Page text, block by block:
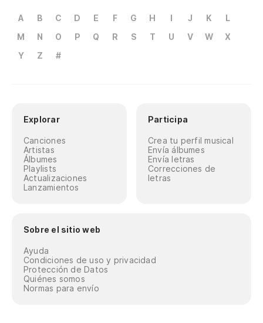
A B C D E F G H I J K
L
M
N O P Q R S T U V W
X
Y
Z #
Explorar
Canciones
Artistas
Álbumes
Playlists
Actualizaciones
Lanzamientos
Participa
Crea tu perfil musical
Envía álbumes
Envía letras
Correcciones de
letras
Sobre el sitio web
Ayuda
Condiciones de uso y privacidad
Protección de Datos
Quiénes somos
Normas para envío